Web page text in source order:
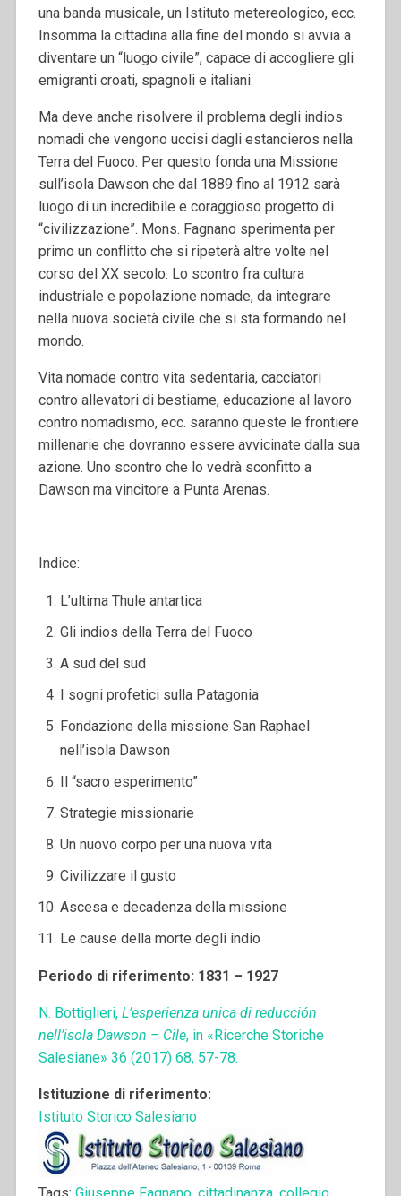
una banda musicale, un Istituto metereologico, ecc.
Insomma la cittadina alla fine del mondo si avvia a
diventare un “luogo civile”, capace di accogliere gli
emigranti croati, spagnoli e italiani.
Ma deve anche risolvere il problema degli indios
nomadi che vengono uccisi dagli estancieros nella
Terra del Fuoco. Per questo fonda una Missione
sull’isola Dawson che dal 1889 fino al 1912 sarà
luogo di un incredibile e coraggioso progetto di
“civilizzazione”. Mons. Fagnano sperimenta per
primo un conflitto che si ripeterà altre volte nel
corso del XX secolo. Lo scontro fra cultura
industriale e popolazione nomade, da integrare
nella nuova società civile che si sta formando nel
mondo.
Vita nomade contro vita sedentaria, cacciatori
contro allevatori di bestiame, educazione al lavoro
contro nomadismo, ecc. saranno queste le frontiere
millenarie che dovranno essere avvicinate dalla sua
azione. Uno scontro che lo vedrà sconfitto a
Dawson ma vincitore a Punta Arenas.
Indice:
L’ultima Thule antartica
Gli indios della Terra del Fuoco
A sud del sud
I sogni profetici sulla Patagonia
Fondazione della missione San Raphael
nell’isola Dawson
Il “sacro esperimento”
Strategie missionarie
Un nuovo corpo per una nuova vita
Civilizzare il gusto
Ascesa e decadenza della missione
Le cause della morte degli indio
Periodo di riferimento: 1831 – 1927
N. Bottiglieri, L’esperienza unica di reducción
nell’isola Dawson – Cile, in «Ricerche Storiche
Salesiane» 36 (2017) 68, 57-78.
Istituzione di riferimento:
Istituto Storico Salesiano